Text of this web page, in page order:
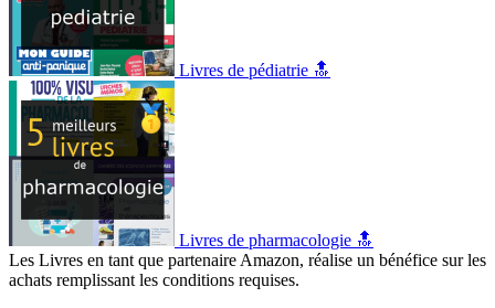
Livres de pédiatrie 🔝
Livres de pharmacologie 🔝
Les Livres en tant que partenaire Amazon, réalise un bénéfice sur les
achats remplissant les conditions requises.